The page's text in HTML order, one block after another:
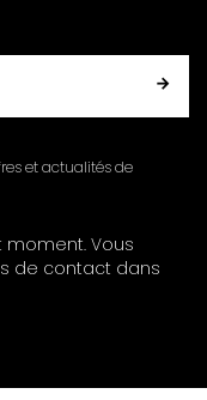
et actualités de
moment. Vous
de contact dans